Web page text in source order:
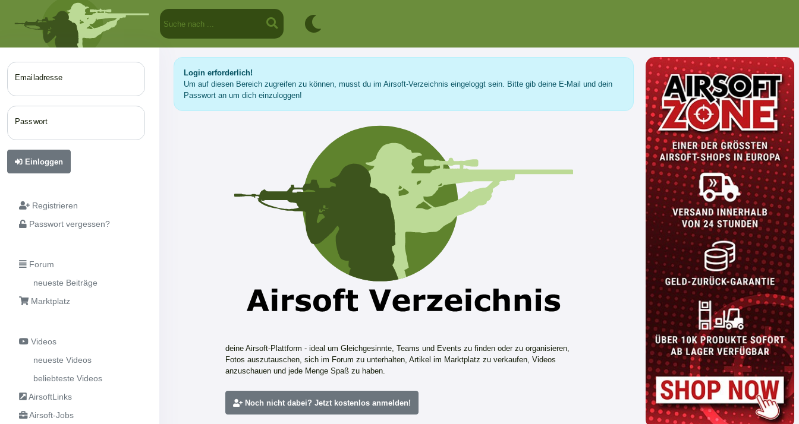
Emailadresse
Passwort
Einloggen
Registrieren
Passwort vergessen?
Forum
neueste Beiträge
Marktplatz
Videos
neueste Videos
beliebteste Videos
AirsoftLinks
Airsoft-Jobs
Login erforderlich!
Um auf diesen Bereich zugreifen zu können, musst du im Airsoft-Verzeichnis eingeloggt sein. Bitte gib deine E-Mail und dein
Passwort an um dich einzuloggen!
deine Airsoft-Plattform - ideal um Gleichgesinnte, Teams und Events zu finden oder zu organisieren,
Fotos auszutauschen, sich im Forum zu unterhalten, Artikel im Marktplatz zu verkaufen, Videos
anzuschauen und jede Menge Spaß zu haben.
Noch nicht dabei? Jetzt kostenlos anmelden!